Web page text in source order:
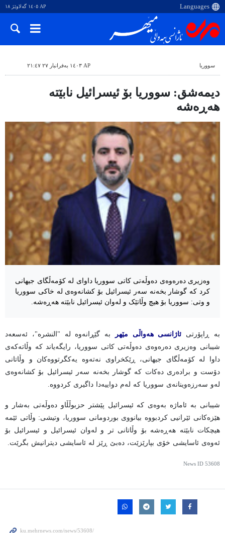
AP ١٤٠٥ گەلاوێژ ١٨
سووریا AP ١٤٠٣ بەفرانبار ٢٧ ٢١:٤٧
دیمەشق: سووریا بۆ ئیسرائیل نابێتە
هەڕەشە
وەزیری دەرەوەی دەوڵەتی کاتی سووریا داوای لە کۆمەڵگای جیهانی
کرد کە گوشار بخەنە سەر ئیسرائیل بۆ کشانەوەی لە خاکی سووریا
و وتی: سووریا بۆ هیچ وڵاتێک و لەوان ئیسرائیل نابێتە هەڕەشە.
بە ڕاپۆرتی ئاژانسی هەواڵی مێهر
بە گێڕانەوە لە "النشره"، ئەسعەد
شیبانی وەزیری دەرەوەی دەوڵەتی کاتی سووریا، رایگەیاند کە وڵاتەکەی
داوا لە کۆمەڵگای جیهانی، ڕێکخراوی نەتەوە یەکگرتووەکان و وڵاتانی
دۆست و برادەری دەکات کە گوشار بخەنە سەر ئیسرائیل بۆ کشانەوەی
لەو سەرزەوینانەی سووریا کە لەم دواییەدا داگیری کردووە.
شیبانی بە ئاماژە بەوەی کە ئیسرائیل پێشتر حزبوڵڵاو دەوڵەتی بەشار و
هێزەکانی ئێرانیی کردبووە بیانووی بوردومانی سووریا، وتیشی: وڵاتی ئێمە
هیچکات نابێتە هەڕەشە بۆ وڵاتانی تر و لەوان ئیسرائیل و ئیسرائیل بۆ
ئەوەی ئاسایشی خۆی بپارێزێت، دەبێ ڕێز لە ئاسایشی دیترانیش بگرێت.
News ID 53608